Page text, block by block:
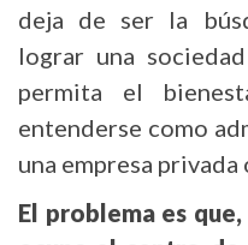
deja de ser la
lograr una
permita el
entenderse como
una empresa privada
El problema es